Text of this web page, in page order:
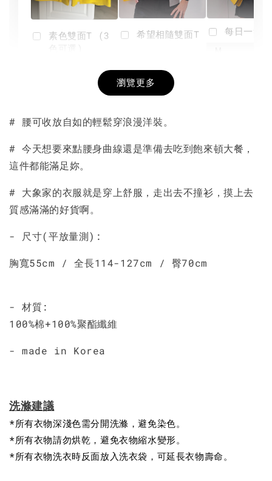
素色雙面T (3
+
希望相隨雙面T
NT$ 190
-
每日一笑
瀏覽更多
# 腰可收放自如的輕鬆穿浪漫洋裝。
# 今天想要來點腰身曲線還是準備去吃到飽來頓大餐，
這件都能滿足妳。
# 大象家的衣服就是穿上舒服，走出去不撞衫，摸上去
質感滿滿的好貨啊。
- 尺寸(平放量測):
胸寬55cm / 全長114-127cm / 臀70cm
- 材質:
100%棉+100%聚酯纖維
- made in Korea
洗滌建議
*所有衣物深淺色需分開洗滌，避免染色。
*所有衣物請勿烘乾，避免衣物縮水變形。
*所有衣物洗衣時反面放入洗衣袋，可延長衣物壽命。